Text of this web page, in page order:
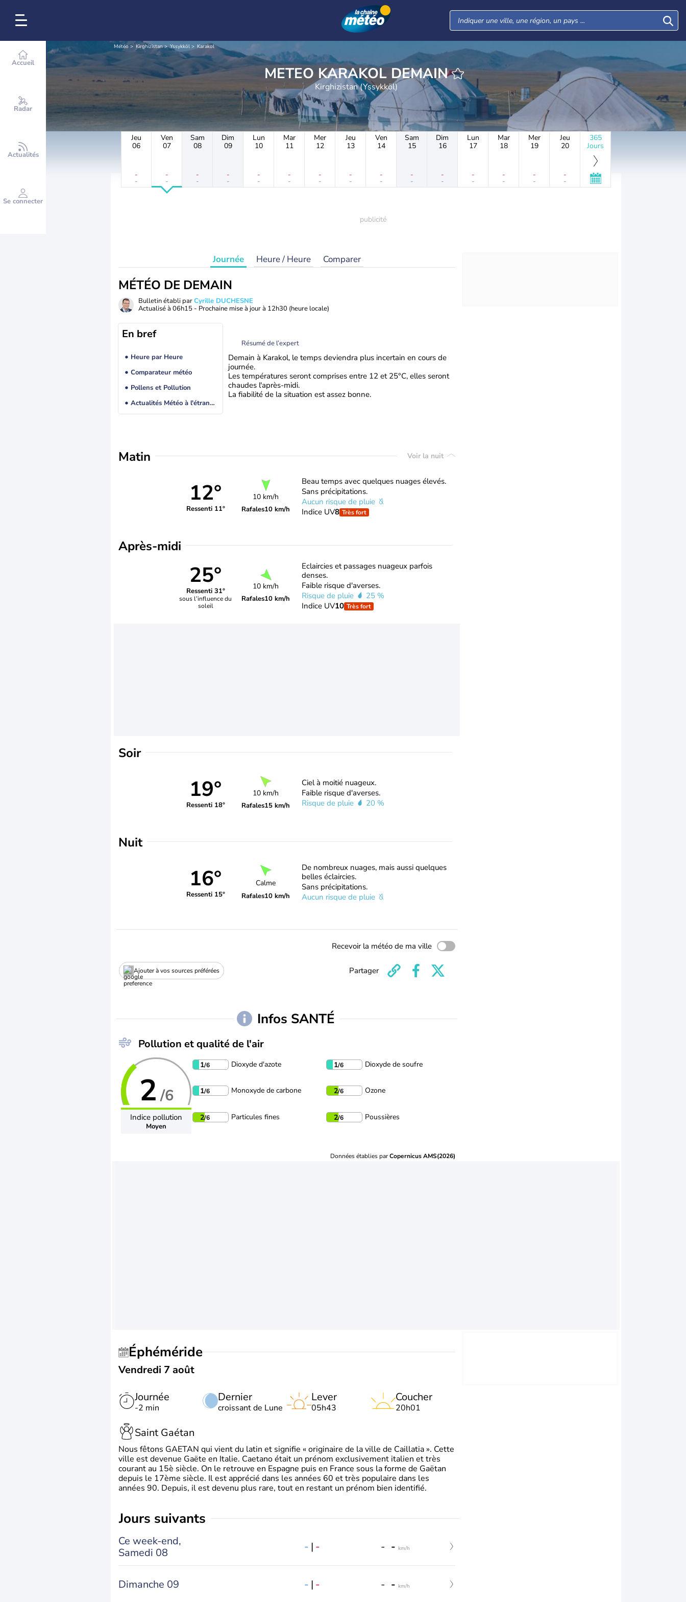
Accueil
Radar
Actualités
Se connecter
Météo Kirghizistan Yssykköl Karakol
METEO KARAKOL DEMAIN
Kirghizistan (Yssykköl)
Jeu
06
-
-
Ven
07
-
-
Sam
08
-
-
Dim
09
-
-
Lun
10
-
-
Mar
11
-
-
Mer
12
-
-
Jeu
13
-
-
Ven
14
-
-
Sam
15
-
-
Dim
16
-
-
Lun
17
-
-
Mar
18
-
-
Mer
19
-
-
Jeu
20
-
-
365
Jours
Journée Heure / Heure Comparer
MÉTÉO DE DEMAIN
Bulletin établi parCyrille DUCHESNE
Actualisé à 06h15 - Prochaine mise à jour à 12h30 (heure locale)
En bref
Heure par Heure
Comparateur météo
Pollens et Pollution
Actualités Météo à l'étranger
Résumé de l’expert
Demain à Karakol, le temps deviendra plus incertain en cours de
journée.
Les températures seront comprises entre 12 et 25°C, elles seront
chaudes l'après-midi.
La fiabilité de la situation est assez bonne.
Matin Voir la nuit
12°
Ressenti 11°
10 km/h
Rafales10 km/h
Beau temps avec quelques nuages élevés.
Sans précipitations.
Aucun risque de pluie
Indice UV8 Très fort
Après-midi
25°
Ressenti 31°
sous l’influence du
soleil
10 km/h
Rafales10 km/h
Eclaircies et passages nuageux parfois
denses.
Faible risque d'averses.
Risque de pluie
25 %
Indice UV10 Très fort
Soir
19°
Ressenti 18°
10 km/h
Rafales15 km/h
Ciel à moitié nuageux.
Faible risque d'averses.
Risque de pluie
20 %
Nuit
16°
Ressenti 15°
Calme
Rafales10 km/h
De nombreux nuages, mais aussi quelques
belles éclaircies.
Sans précipitations.
Aucun risque de pluie
Recevoir la météo de ma ville
Ajouter à vos sources préférées Partager
Infos SANTÉ
Pollution et qualité de l'air
2 /6
Indice pollution
Moyen
1/6 Dioxyde d'azote 1/6 Dioxyde de soufre
1/6 Monoxyde de carbone 2/6 Ozone
2/6 Particules fines 2/6 Poussières
Données établies parCopernicus AMS(2026)
Éphéméride
Vendredi 7 août
Journée
-2 min
Dernier
croissant de Lune
Lever
05h43
Coucher
20h01
Saint Gaétan
Nous fêtons GAETAN qui vient du latin et signifie « originaire de la ville de Caillatia ». Cette
ville est devenue Gaëte en Italie. Caetano était un prénom exclusivement italien et très
courant au 15è siècle. On le retrouve en Espagne puis en France sous la forme de Gaëtan
depuis le 17ème siècle. Il est apprécié dans les années 60 et très populaire dans les
années 90. Depuis, il est devenu plus rare, tout en restant un prénom bien identifié.
jours suivants
Ce week-end,
Samedi 08
- | - - - km/h
Dimanche 09 - | - - - km/h